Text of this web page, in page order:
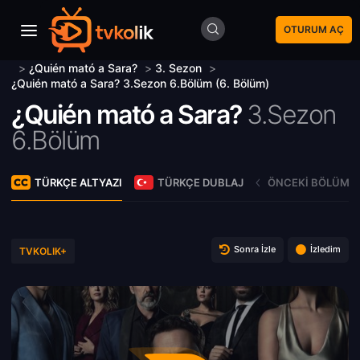
OTURUM AÇ
> ¿Quién mató a Sara? > 3. Sezon >
¿Quién mató a Sara? 3.Sezon 6.Bölüm (6. Bölüm)
¿Quién mató a Sara? 3.Sezon
6.Bölüm
TÜRKÇE ALTYAZI TÜRKÇE DUBLAJ ÖNCEKI BÖLÜM
TVKOLIK+ Sonra İzle İzledim